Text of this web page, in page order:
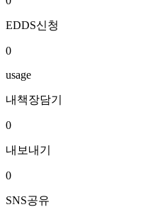
EDDS신청
0
usage
내책장담기
0
내보내기
0
SNS공유